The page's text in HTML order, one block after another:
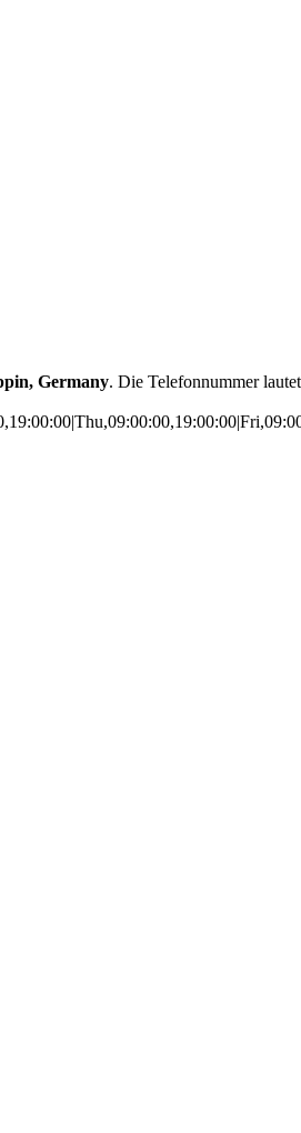
Germany. Die Telefonnummer lautet